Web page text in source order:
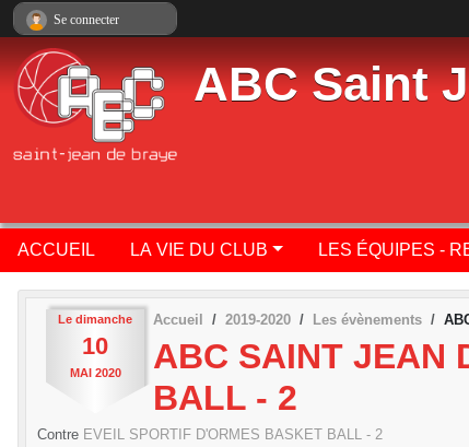
ABC Saint
ACCUEIL LA VIE DU CLUB LES ÉQUIPES -
Le dimanche
10
MAI 2020
Accueil 2019-2020 Les évènements
ABC SAINT JEAN
BALL - 2
Contre EVEIL SPORTIF D'ORMES BASKET BALL - 2
Se connecter
Panneau de gestion des cookies